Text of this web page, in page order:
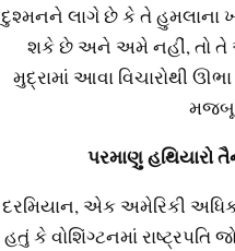
દુશ્મનને લાગે છે કે તે હુમલાના
શકે છે અને અમે નહીં, તો તે
મુદ્રામાં આવા વિચારોથી
પરમાણુ હથિયારો
દરમિયાન, એક અમેરિકી
હતું કે વોશિંગ્ટનમાં રાષ્ટ્રપતિ